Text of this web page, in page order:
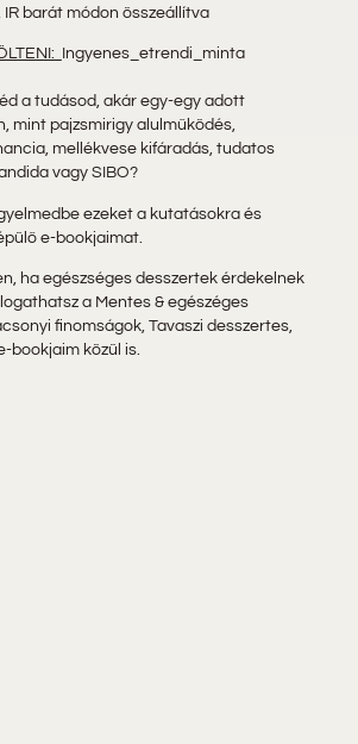
barát módon összeállítva
Ingyenes_etrendi_minta
a tudásod, akár egy-egy adott
mint pajzsmirigy alulműködés,
mellékvese kifáradás, tudatos
vagy SIBO?
ezeket a kutatásokra és
e-bookjaimat.
ha egészséges desszertek érdekelnek
a Mentes & egészéges
finomságok, Tavaszi desszertes,
bookjaim közül is.